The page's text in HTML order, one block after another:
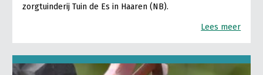
zorgtuinderij Tuin de Es in Haaren (NB).
Lees meer